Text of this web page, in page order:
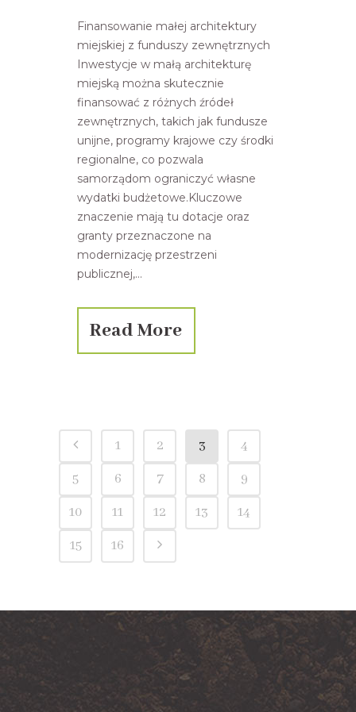
Finansowanie małej architektury
miejskiej z funduszy zewnętrznych
Inwestycje w małą architekturę
miejską można skutecznie
finansować z różnych źródeł
zewnętrznych, takich jak fundusze
unijne, programy krajowe czy środki
regionalne, co pozwala
samorządom ograniczyć własne
wydatki budżetowe.Kluczowe
znaczenie mają tu dotacje oraz
granty przeznaczone na
modernizację przestrzeni
publicznej,...
Read More
1 2 3
4
5
6 7 8
9
10
11 12 13
14
15
16